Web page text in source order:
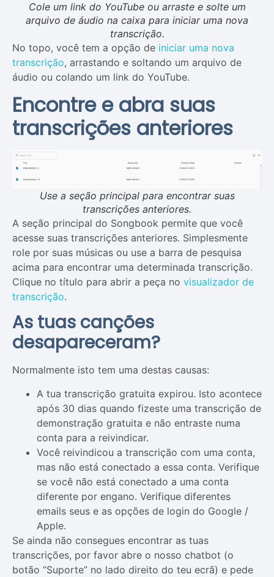
Cole um link do YouTube ou arraste e solte um
arquivo de áudio na caixa para iniciar uma nova
transcrição.
No topo, você tem a opção de iniciar uma nova
transcrição, arrastando e soltando um arquivo de
áudio ou colando um link do YouTube.
Encontre e abra suas
transcrições anteriores
Use a seção principal para encontrar suas
transcrições anteriores.
A seção principal do Songbook permite que você
acesse suas transcrições anteriores. Simplesmente
role por suas músicas ou use a barra de pesquisa
acima para encontrar uma determinada transcrição.
Clique no título para abrir a peça no visualizador de
transcrição.
As tuas canções
desapareceram?
Normalmente isto tem uma destas causas:
A tua transcrição gratuita expirou. Isto acontece
após 30 dias quando fizeste uma transcrição de
demonstração gratuita e não entraste numa
conta para a reivindicar.
Você reivindicou a transcrição com uma conta,
mas não está conectado a essa conta. Verifique
se você não está conectado a uma conta
diferente por engano. Verifique diferentes
emails seus e as opções de login do Google /
Apple.
Se ainda não consegues encontrar as tuas
transcrições, por favor abre o nosso chatbot (o
botão “Suporte” no lado direito do teu ecrã) e pede